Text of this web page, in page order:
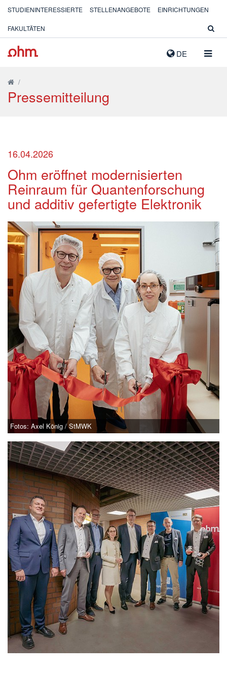
DE
STUDIENINTERESSIERTE STELLENANGEBOTE EINRICHTUNGEN
FAKULTÄTEN
/
Pressemitteilung
16.04.2026
Ohm eröffnet modernisierten
Reinraum für Quantenforschung
und additiv gefertigte Elektronik
Fotos: Axel König / StMWK